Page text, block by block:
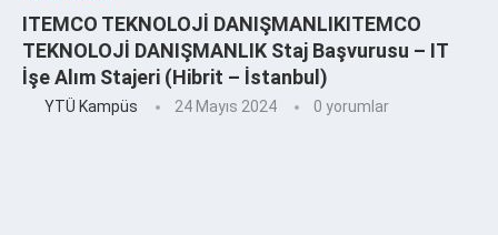
ITEMCO TEKNOLOJİ DANIŞMANLIKITEMCO
TEKNOLOJİ DANIŞMANLIK Staj Başvurusu – IT
İşe Alım Stajeri (Hibrit – İstanbul)
YTÜ Kampüs 24 Mayıs 2024 0 yorumlar